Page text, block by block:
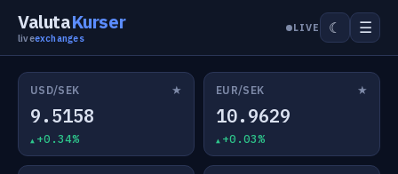
ValutaKurser
liveexchanges
LIVE ☾ ☰
USD/SEK ★
9.5158
+0.34%
EUR/SEK ★
10.9629
+0.03%